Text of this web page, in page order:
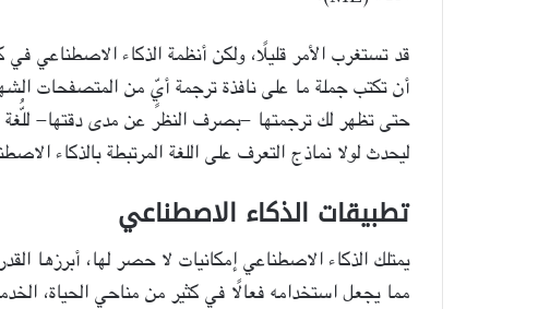
قد تستغرب الأمر قليلًا، ولكن أنظمة الذكاء الاصطناعي
حتى تظهر لك ترجمتها -بصرف النظر عن مدى دقتها- للُّغة
ليحدث لولا نماذج التعرف على اللغة المرتبطة بالذكاء
تطبيقات الذكاء الاصطناعي
يمتلك الذكاء الاصطناعي إمكانيات لا حصر لها، أبرزها
مما يجعل استخدامه فعالًا في كثير من مناحي الحياة،